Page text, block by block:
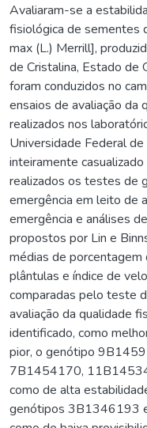
Avaliaram-se a
fisiológica de sementes
max (L.) Merrill],
de Cristalina, Estado de
foram conduzidos no
ensaios de avaliação da
realizados nos
Universidade Federal
inteiramente
realizados os testes de
emergência em leito de
emergência e análises
propostos por Lin e
médias de porcentagem
plântulas e índice de
comparadas pelo teste
avaliação da qualidade
identificado, como
pior, o genótipo
7B1454170,
como de alta
genótipos 3B1346193